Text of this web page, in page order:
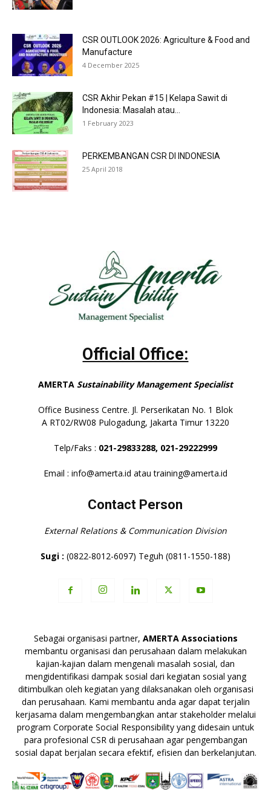
CSR OUTLOOK 2026: Agriculture & Food and
Manufacture
4 December 2025
CSR Akhir Pekan #15 | Kelapa Sawit di
Indonesia: Masalah atau...
1 February 2023
PERKEMBANGAN CSR DI INDONESIA
25 April 2018
Official Office:
AMERTA Sustainability Management Specialist
Office Business Centre. Jl. Perserikatan No. 1 Blok
A RT02/RW08 Pulogadung, Jakarta Timur 13220
Telp/Faks : 021-29833288, 021-29222999
Email : info@amerta.id atau training@amerta.id
Contact Person
External Relations & Communication Division
Sugi : (0822-8012-6097) Teguh (0811-1550-188)
Sebagai organisasi partner, AMERTA Associations
membantu organisasi dan perusahaan dalam melakukan
kajian-kajian dalam mengenali masalah sosial, dan
mengidentifikasi dampak sosial dari kegiatan sosial yang
ditimbulkan oleh kegiatan yang dilaksanakan oleh organisasi
dan perusahaan. Kami membantu anda agar dapat terjalin
kerjasama dalam mengembangkan antar stakeholder melalui
program Corporate Social Responsibility yang didesain untuk
para profesional CSR di perusahaan agar pengembangan
sosial dapat berjalan secara efektif, efisien dan berkelanjutan.